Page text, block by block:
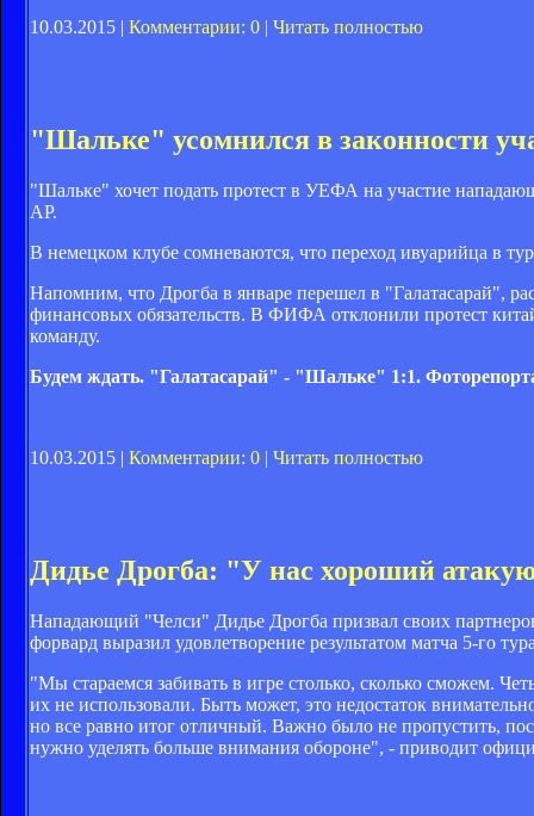
10.03.2015 | Комментарии: 0 | Читать полностью
"Шальке" усомнился в законности
"Шальке" хочет подать протест в УЕФА на участие
AP.
В немецком клубе сомневаются, что переход ивуарийца в
Напомним, что Дрогба в январе перешел в "Галатасарай",
финансовых обязательств. В ФИФА отклонили протест
команду.
Будем ждать. "Галатасарай" - "Шальке" 1:1.
10.03.2015 | Комментарии: 0 | Читать полностью
Дидье Дрогба: "У нас хороший
Нападающий "Челси" Дидье Дрогба призвал своих
форвард выразил удовлетворение результатом матча 5-го
"Мы стараемся забивать в игре столько, сколько cможем.
их не использовали. Быть может, это недостаток
но все равно итог отличный. Важно было не пропустить,
нужно уделять больше внимания обороне", - приводит